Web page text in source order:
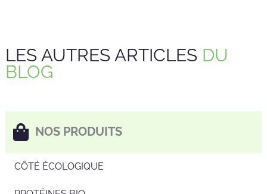
LES AUTRES ARTICLES DU
BLOG
NOS PRODUITS
CÔTÉ ÉCOLOGIQUE